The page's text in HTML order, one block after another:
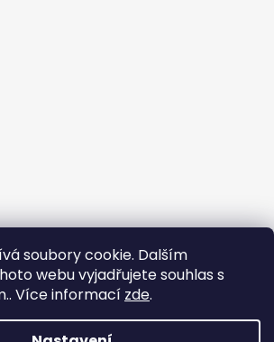
soubory cookie. Dalším
webu vyjadřujete souhlas s
Více informací zde.